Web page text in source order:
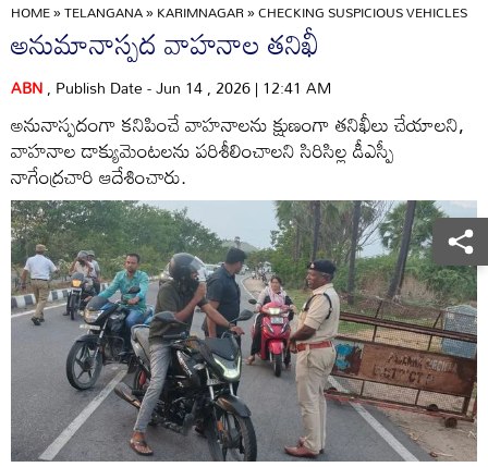
HOME»TELANGANA»KARIMNAGAR»CHECKING SUSPICIOUS VEHICLES
అనుమానాస్పద వాహనాల తనిఖీ
ABN, Publish Date - Jun 14 , 2026 | 12:41 AM
అనునాస్పదంగా కనిపించే వాహనాలను క్షుణంగా తనిఖీలు చేయాలని,
వాహనాల డాక్యుమెంటలను పరిశీలించాలని సిరిసిల్ల డీఎస్పీ
నాగేంద్రచారి ఆదేశించారు.